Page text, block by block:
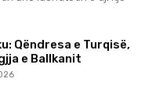
Qëndresa e Turqisë,
e Ballkanit